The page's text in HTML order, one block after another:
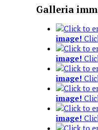
Galleria
image!
image!
image!
image!
image!